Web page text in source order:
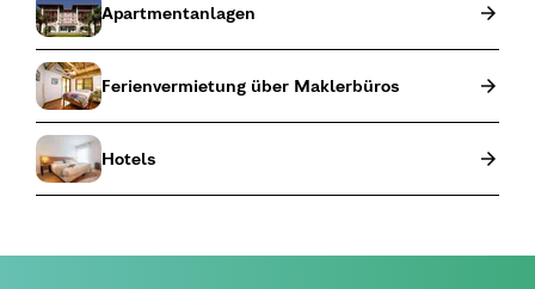
Apartmentanlagen
Ferienvermietung über Maklerbüros
Hotels